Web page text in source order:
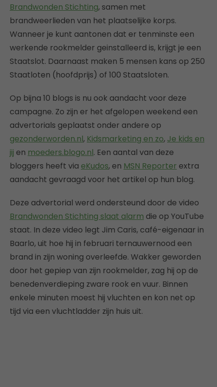
Brandwonden Stichting, samen met
brandweerlieden van het plaatselijke korps.
Wanneer je kunt aantonen dat er tenminste een
werkende rookmelder geinstalleerd is, krijgt je een
Staatslot. Daarnaast maken 5 mensen kans op 250
Staatloten (hoofdprijs) of 100 Staatsloten.
Op bijna 10 blogs is nu ook aandacht voor deze
campagne. Zo zijn er het afgelopen weekend een
advertorials geplaatst onder andere op
gezonderworden.nl, Kidsmarketing en zo, Je kids en
jij en moeders.blogo.nl. Een aantal van deze
bloggers heeft via eKudos, en MSN Reporter extra
aandacht gevraagd voor het artikel op hun blog.
Deze advertorial werd ondersteund door de video
Brandwonden Stichting slaat alarm die op YouTube
staat. In deze video legt Jim Caris, café-eigenaar in
Baarlo, uit hoe hij in februari ternauwernood een
brand in zijn woning overleefde. Wakker geworden
door het gepiep van zijn rookmelder, zag hij op de
benedenverdieping zware rook en vuur. Binnen
enkele minuten moest hij vluchten en kon net op
tijd via een vluchtladder zijn huis uit.